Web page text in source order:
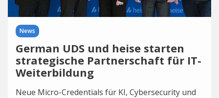
News
German UDS und heise starten
strategische Partnerschaft für IT-
Weiterbildung
Neue Micro-Credentials für KI, Cybersecurity und